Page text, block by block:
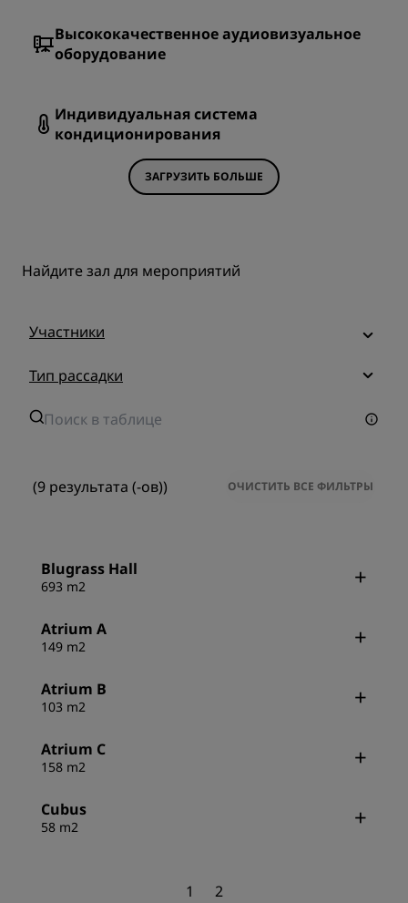
Высококачественное аудиовизуальное
оборудование
Индивидуальная система
кондиционирования
ЗАГРУЗИТЬ БОЛЬШЕ
Найдите зал для мероприятий
Участники
Тип рассадки
(9 результата (-ов)) ОЧИСТИТЬ ВСЕ ФИЛЬТРЫ
Blugrass Hall
693 m2
Atrium A
149 m2
Atrium B
103 m2
Atrium C
158 m2
Cubus
58 m2
1 2